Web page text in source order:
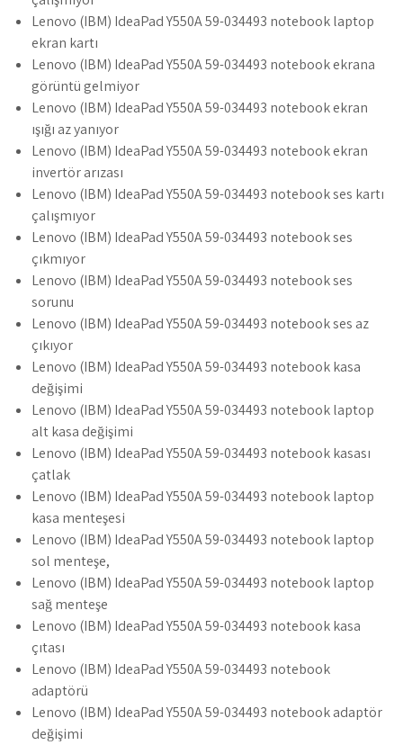
Lenovo (IBM) IdeaPad Y550A 59-034493 notebook laptop
ekran kartı
Lenovo (IBM) IdeaPad Y550A 59-034493 notebook ekrana
görüntü gelmiyor
Lenovo (IBM) IdeaPad Y550A 59-034493 notebook ekran
ışığı az yanıyor
Lenovo (IBM) IdeaPad Y550A 59-034493 notebook ekran
invertör arızası
Lenovo (IBM) IdeaPad Y550A 59-034493 notebook ses kartı
çalışmıyor
Lenovo (IBM) IdeaPad Y550A 59-034493 notebook ses
çıkmıyor
Lenovo (IBM) IdeaPad Y550A 59-034493 notebook ses
sorunu
Lenovo (IBM) IdeaPad Y550A 59-034493 notebook ses az
çıkıyor
Lenovo (IBM) IdeaPad Y550A 59-034493 notebook kasa
değişimi
Lenovo (IBM) IdeaPad Y550A 59-034493 notebook laptop
alt kasa değişimi
Lenovo (IBM) IdeaPad Y550A 59-034493 notebook kasası
çatlak
Lenovo (IBM) IdeaPad Y550A 59-034493 notebook laptop
kasa menteşesi
Lenovo (IBM) IdeaPad Y550A 59-034493 notebook laptop
sol menteşe,
Lenovo (IBM) IdeaPad Y550A 59-034493 notebook laptop
sağ menteşe
Lenovo (IBM) IdeaPad Y550A 59-034493 notebook kasa
çıtası
Lenovo (IBM) IdeaPad Y550A 59-034493 notebook
adaptörü
Lenovo (IBM) IdeaPad Y550A 59-034493 notebook adaptör
değişimi